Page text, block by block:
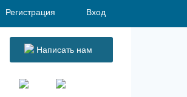
Регистрация Вход
Написать нам